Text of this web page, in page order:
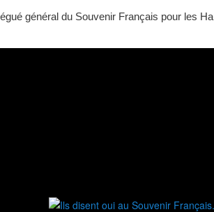
général du Souvenir Français pour les